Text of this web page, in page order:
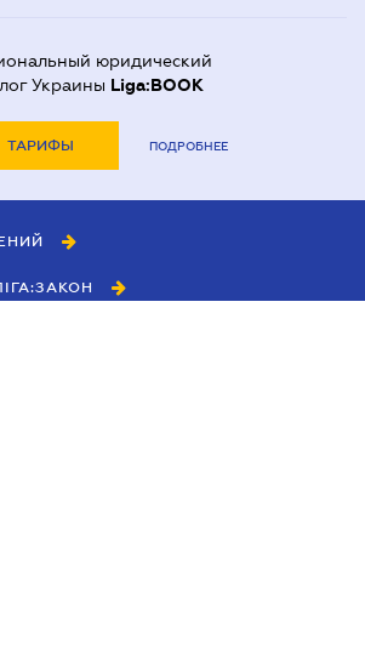
юридический
Украины Liga:BOOK
ТАРИФЫ ПОДРОБНЕЕ